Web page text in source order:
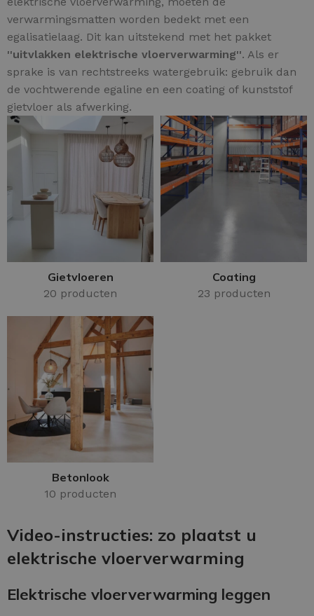
verwarmingsmatten worden bedekt met een
egalisatielaag. Dit kan uitstekend met het pakket
''uitvlakken elektrische vloerverwarming''. Als er
sprake is van rechtstreeks watergebruik: gebruik dan
de vochtwerende egaline en een coating of kunststof
gietvloer als afwerking.
Gietvloeren
20 producten
Coating
23 producten
Betonlook
10 producten
Video-instructies: zo plaatst u
elektrische vloerverwarming
Elektrische vloerverwarming leggen